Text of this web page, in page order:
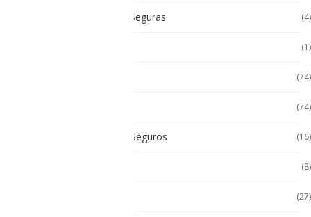
Cámaras Intrínsecamente Seguras (4)
(1)
(74)
(74)
Celulares Intrínsecamente Seguros (16)
(8)
(27)